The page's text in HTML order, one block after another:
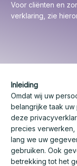
Voor cliënten en
verklaring, zie
Inleiding
Omdat wij uw
belangrijke taak
deze
precies
lang we uw
gebruiken. Ook
betrekking tot het